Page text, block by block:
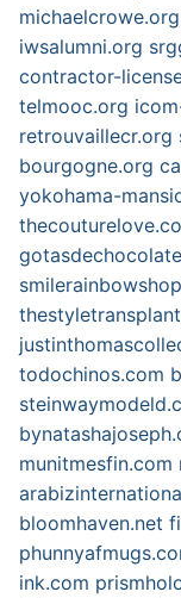
michaelcrowe.org
iwsalumni.org
contractor-
telmooc.org
retrouvaillecr.org
bourgogne.org
yokohama-
todochinos.com
munitmesfin.com
bloomhaven.net
ink.com